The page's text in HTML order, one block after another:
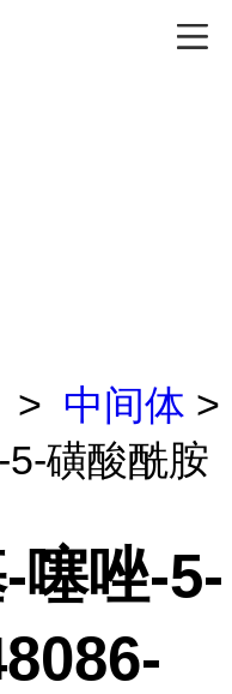
> 中间体 >
磺酸酰胺
噻唑-5-